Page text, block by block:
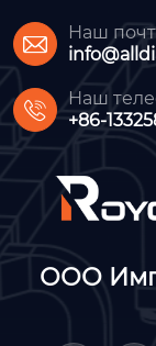

Наш

Наш
+86-
ООО